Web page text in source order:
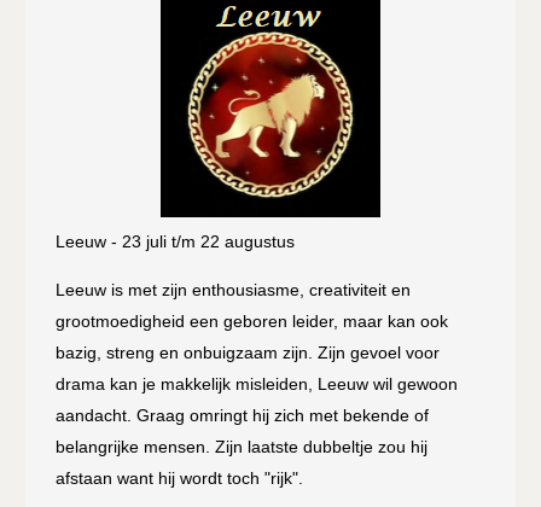
Leeuw - 23 juli t/m 22 augustus
Leeuw is met zijn enthousiasme, creativiteit en
grootmoedigheid een geboren leider, maar kan ook
bazig, streng en onbuigzaam zijn. Zijn gevoel voor
drama kan je makkelijk misleiden, Leeuw wil gewoon
aandacht. Graag omringt hij zich met bekende of
belangrijke mensen. Zijn laatste dubbeltje zou hij
afstaan want hij wordt toch "rijk".